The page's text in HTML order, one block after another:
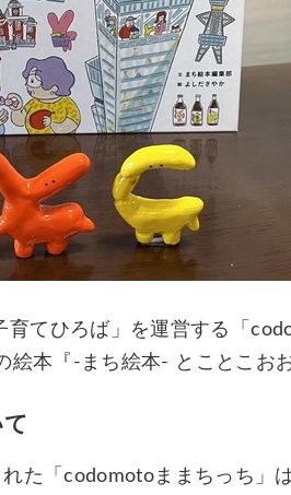
てひろば」を運営する「
本『-まち絵本- とことこお
た「codomotoままちっち」